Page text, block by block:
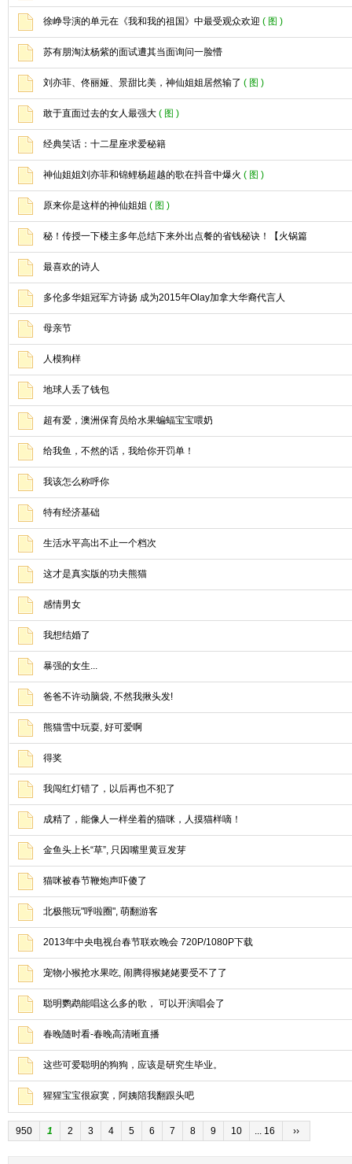
徐峥导演的单元在《我和我的祖国》中最受观众欢迎 ( 图 )
苏有朋淘汰杨紫的面试遭其当面询问一脸懵
刘亦菲、佟丽娅、景甜比美，神仙姐姐居然输了 ( 图 )
敢于直面过去的女人最强大 ( 图 )
经典笑话：十二星座求爱秘籍
神仙姐姐刘亦菲和锦鲤杨超越的歌在抖音中爆火 ( 图 )
原来你是这样的神仙姐姐 ( 图 )
秘！传授一下楼主多年总结下来外出点餐的省钱秘诀！【火锅篇
最喜欢的诗人
多伦多华姐冠军方诗扬 成为2015年Olay加拿大华裔代言人
母亲节
人模狗样
地球人丢了钱包
超有爱，澳洲保育员给水果蝙蝠宝宝喂奶
给我鱼，不然的话，我给你开罚单！
我该怎么称呼你
特有经济基础
生活水平高出不止一个档次
这才是真实版的功夫熊猫
感情男女
我想结婚了
暴强的女生...
爸爸不许动脑袋, 不然我揪头发!
熊猫雪中玩耍, 好可爱啊
得奖
我闯红灯错了，以后再也不犯了
成精了，能像人一样坐着的猫咪，人摸猫样嘀！
金鱼头上长“草”, 只因嘴里黄豆发芽
猫咪被春节鞭炮声吓傻了
北极熊玩"呼啦圈", 萌翻游客
2013年中央电视台春节联欢晚会 720P/1080P下载
宠物小猴抢水果吃, 闹腾得猴姥姥要受不了了
聪明鹦鹉能唱这么多的歌， 可以开演唱会了
春晚随时看-春晚高清晰直播
这些可爱聪明的狗狗，应该是研究生毕业。
猩猩宝宝很寂寞，阿姨陪我翻跟头吧
950 1 2 3 4 5 6 7 8 9 10 ... 16 ››